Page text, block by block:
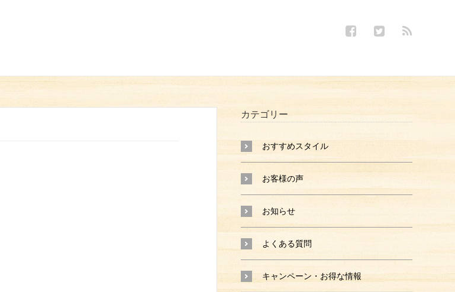
カテゴリー
おすすめスタイル
お客様の声
お知らせ
よくある質問
キャンペーン・お得な情報